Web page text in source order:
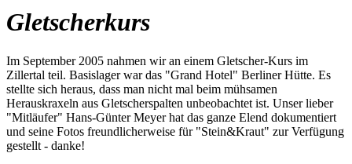
Gletscherkurs
Im September 2005 nahmen wir an einem Gletscher-Kurs im
Zillertal teil. Basislager war das "Grand Hotel" Berliner Hütte. Es
stellte sich heraus, dass man nicht mal beim mühsamen
Herauskraxeln aus Gletscherspalten unbeobachtet ist. Unser lieber
"Mitläufer" Hans-Günter Meyer hat das ganze Elend dokumentiert
und seine Fotos freundlicherweise für "Stein&Kraut" zur Verfügung
gestellt - danke!